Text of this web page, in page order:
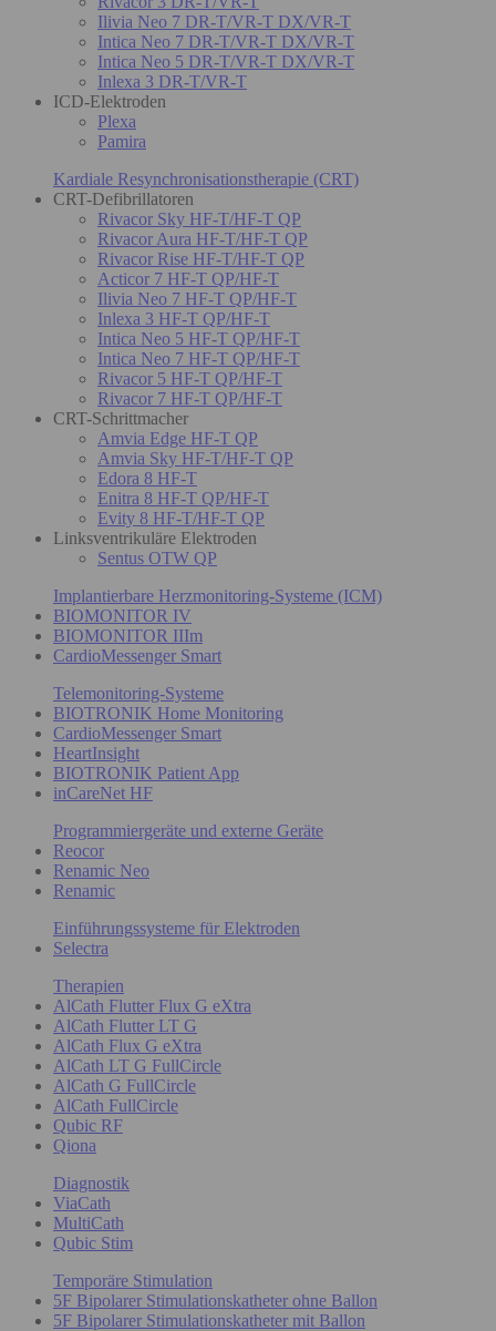
Ilivia Neo 7 DR-T/VR-T DX/VR-T
Intica Neo 7 DR-T/VR-T DX/VR-T
Intica Neo 5 DR-T/VR-T DX/VR-T
Inlexa 3 DR-T/VR-T
ICD-Elektroden
Plexa
Pamira
Kardiale Resynchronisationstherapie (CRT)
CRT-Defibrillatoren
Rivacor Sky HF-T/HF-T QP
Rivacor Aura HF-T/HF-T QP
Rivacor Rise HF-T/HF-T QP
Acticor 7 HF-T QP/HF-T
Ilivia Neo 7 HF-T QP/HF-T
Inlexa 3 HF-T QP/HF-T
Intica Neo 5 HF-T QP/HF-T
Intica Neo 7 HF-T QP/HF-T
Rivacor 5 HF-T QP/HF-T
Rivacor 7 HF-T QP/HF-T
CRT-Schrittmacher
Amvia Edge HF-T QP
Amvia Sky HF-T/HF-T QP
Edora 8 HF-T
Enitra 8 HF-T QP/HF-T
Evity 8 HF-T/HF-T QP
Linksventrikuläre Elektroden
Sentus OTW QP
Implantierbare Herzmonitoring-Systeme (ICM)
BIOMONITOR IV
BIOMONITOR IIIm
CardioMessenger Smart
Telemonitoring-Systeme
BIOTRONIK Home Monitoring
CardioMessenger Smart
HeartInsight
BIOTRONIK Patient App
inCareNet HF
Programmiergeräte und externe Geräte
Reocor
Renamic Neo
Renamic
Einführungssysteme für Elektroden
Selectra
Therapien
AlCath Flutter Flux G eXtra
AlCath Flutter LT G
AlCath Flux G eXtra
AlCath LT G FullCircle
AlCath G FullCircle
AlCath FullCircle
Qubic RF
Qiona
Diagnostik
ViaCath
MultiCath
Qubic Stim
Temporäre Stimulation
5F Bipolarer Stimulationskatheter ohne Ballon
5F Bipolarer Stimulationskatheter mit Ballon